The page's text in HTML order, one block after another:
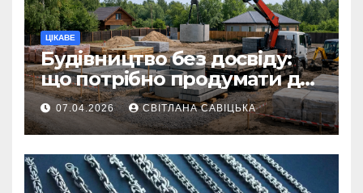
ЦІКАВЕ
Будівництво без досвіду:
що потрібно продумати до
першої доставки на
ділянку
07.04.2026 СВІТЛАНА САВІЦЬКА